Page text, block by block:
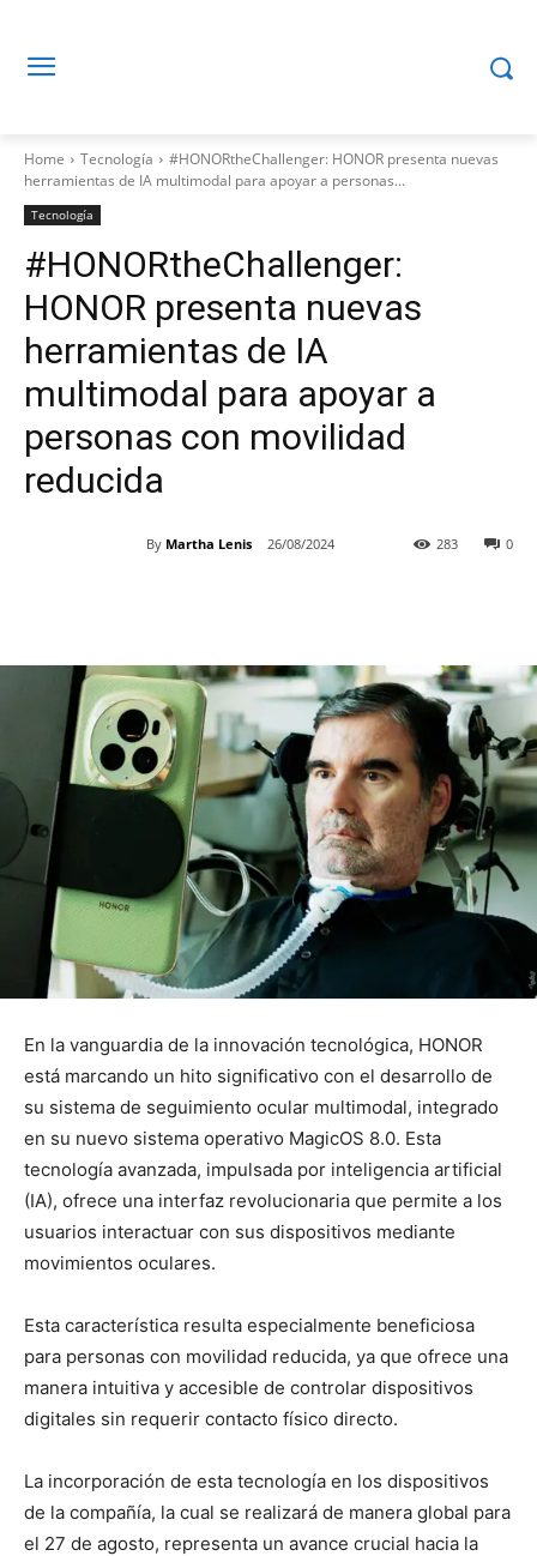
Home Tecnología
#HONORtheChallenger: HONOR presenta nuevas
herramientas de IA multimodal para apoyar a personas...
Tecnología
#HONORtheChallenger:
HONOR presenta nuevas
herramientas de IA
multimodal para apoyar a
personas con movilidad
reducida
By Martha Lenis 26/08/2024 0
283
En la vanguardia de la innovación tecnológica, HONOR
está marcando un hito significativo con el desarrollo de
su sistema de seguimiento ocular multimodal, integrado
en su nuevo sistema operativo MagicOS 8.0. Esta
tecnología avanzada, impulsada por inteligencia artificial
(IA), ofrece una interfaz revolucionaria que permite a los
usuarios interactuar con sus dispositivos mediante
movimientos oculares.
Esta característica resulta especialmente beneficiosa
para personas con movilidad reducida, ya que ofrece una
manera intuitiva y accesible de controlar dispositivos
digitales sin requerir contacto físico directo.
La incorporación de esta tecnología en los dispositivos
de la compañía, la cual se realizará de manera global para
el 27 de agosto, representa un avance crucial hacia la